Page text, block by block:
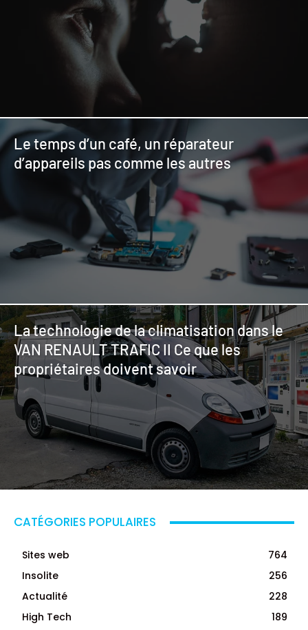
Le temps d’un café, un réparateur
d’appareils pas comme les autres
La technologie de la climatisation dans le
VAN RENAULT TRAFIC II Ce que les
propriétaires doivent savoir
CATÉGORIES POPULAIRES
Sites web
764
Insolite
256
Actualité
228
High Tech
189